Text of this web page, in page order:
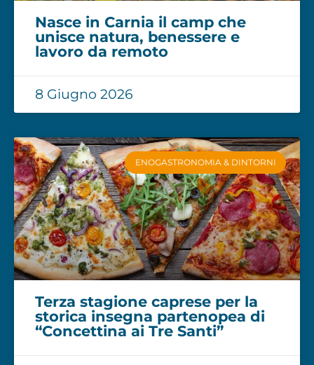
Nasce in Carnia il camp che
unisce natura, benessere e
lavoro da remoto
8 Giugno 2026
ENOGASTRONOMIA & DINTORNI
Terza stagione caprese per la
storica insegna partenopea di
“Concettina ai Tre Santi”